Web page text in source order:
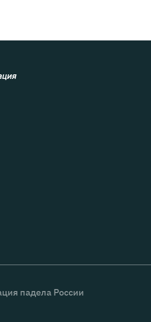
падела России